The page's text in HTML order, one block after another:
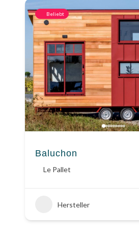
Beliebt
Baluchon
Le Pallet
Hersteller